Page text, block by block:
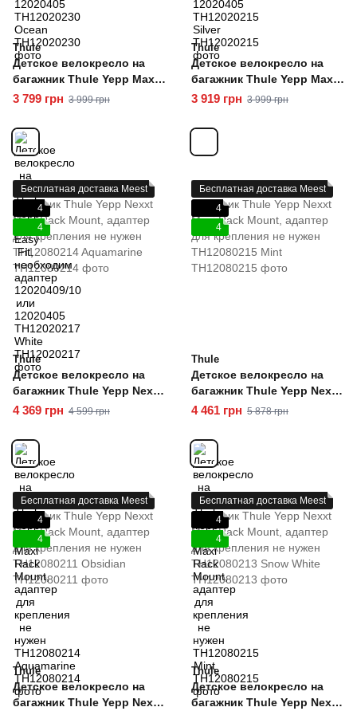
Thule
Детское велокресло на
багажник Thule Yepp Maxi
Easy Fit, необходим
12020405 TH12020217
White
3 799 грн 3 999 грн
Thule
Детское велокресло на
багажник Thule Yepp Maxi
Easy Fit, необходим
12020405 TH12020216
3 919 грн 3 999 грн
Бесплатная доставка Meest
4
4
Thule
Детское велокресло на
багажник Thule Yepp Nexxt
Maxi Rack Mount, адаптер
TH12080214 Aquamarine
4 369 грн 4 599 грн
Бесплатная доставка Meest
4
4
Thule
Детское велокресло на
багажник Thule Yepp Nexxt
Maxi Rack Mount, адаптер
TH12080215 Mint
4 461 грн 5 878 грн
Бесплатная доставка Meest
4
4
Thule
Детское велокресло на
багажник Thule Yepp Nexxt
Бесплатная доставка Meest
4
4
Thule
Детское велокресло на
багажник Thule Yepp Nexxt